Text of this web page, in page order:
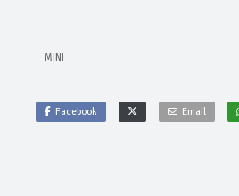
MINI
Facebook Email